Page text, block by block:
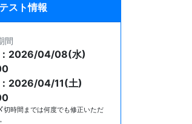
スト情報
間
2026/04/08(水)
2026/04/11(土)
切時間までは何度でも修正いただ